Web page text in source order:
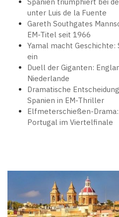
Spanien triumphiert bei
unter Luis de la Fuente
Gareth Southgates
EM-Titel seit 1966
Yamal macht Geschichte:
ein
Duell der Giganten:
Niederlande
Dramatische
Spanien in EM-Thriller
Elfmeterschießen-
Portugal im Viertelfinale